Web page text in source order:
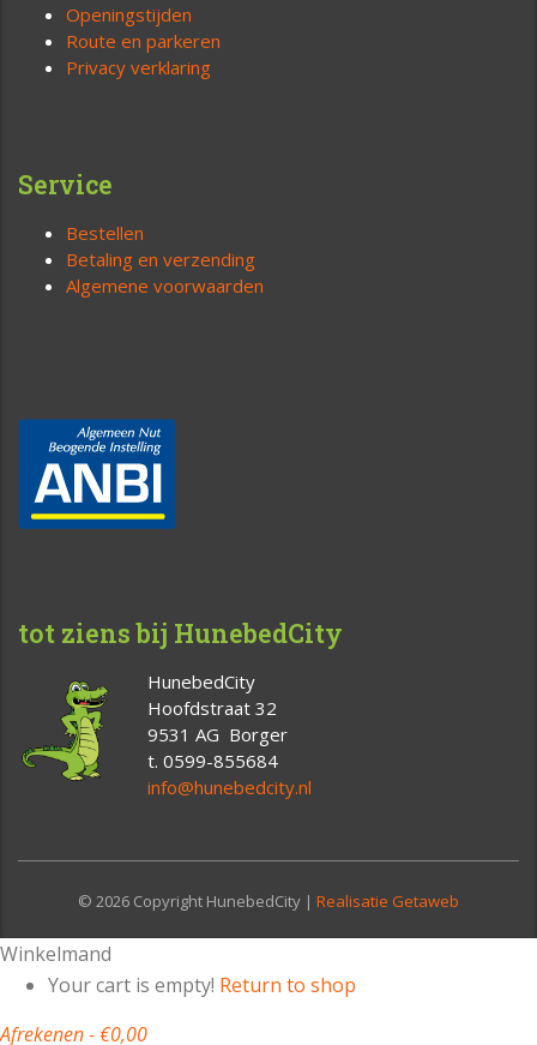
Openingstijden
Route en parkeren
Privacy verklaring
Service
Bestellen
Betaling en verzending
Algemene voorwaarden
tot ziens bij HunebedCity
HunebedCity
Hoofdstraat 32
9531 AG Borger
t. 0599-855684
info@hunebedcity.nl
© 2026 Copyright HunebedCity | Realisatie Getaweb
Winkelmand
Your cart is empty! Return to shop
Afrekenen-€0,00